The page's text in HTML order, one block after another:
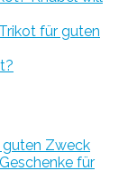
für guten
guten Zweck
für